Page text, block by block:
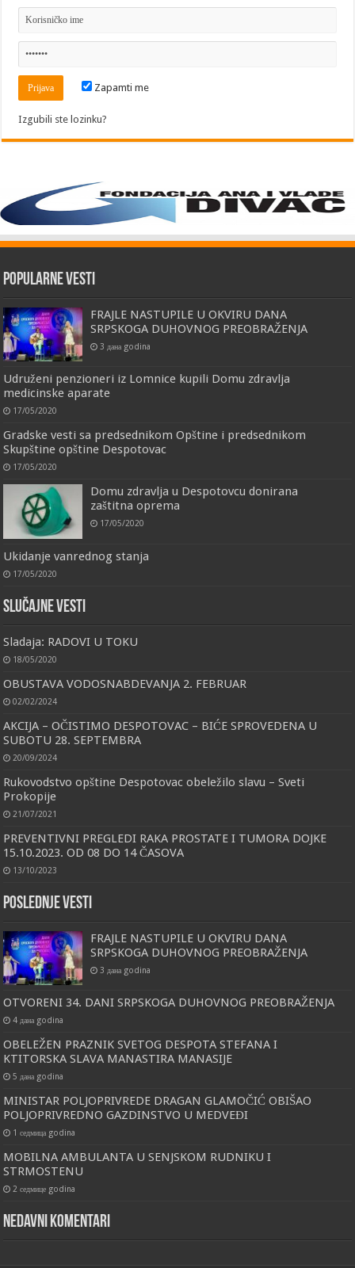
Zapamti me
Izgubili ste lozinku?
Popularne vesti
FRAJLE NASTUPILE U OKVIRU DANA
SRPSKOGA DUHOVNOG PREOBRAŽENJA
3 дана godina
Udruženi penzioneri iz Lomnice kupili Domu zdravlja
medicinske aparate
17/05/2020
Gradske vesti sa predsednikom Opštine i predsednikom
Skupštine opštine Despotovac
17/05/2020
Domu zdravlja u Despotovcu donirana
zaštitna oprema
17/05/2020
Ukidanje vanrednog stanja
17/05/2020
Slučajne vesti
Sladaja: RADOVI U TOKU
18/05/2020
OBUSTAVA VODOSNABDEVANJA 2. FEBRUAR
02/02/2024
AKCIJA – OČISTIMO DESPOTOVAC – BIĆE SPROVEDENA U
SUBOTU 28. SEPTEMBRA
20/09/2024
Rukovodstvo opštine Despotovac obeležilo slavu – Sveti
Prokopije
21/07/2021
PREVENTIVNI PREGLEDI RAKA PROSTATE I TUMORA DOJKE
15.10.2023. OD 08 DO 14 ČASOVA
13/10/2023
Poslednje vesti
FRAJLE NASTUPILE U OKVIRU DANA
SRPSKOGA DUHOVNOG PREOBRAŽENJA
3 дана godina
OTVORENI 34. DANI SRPSKOGA DUHOVNOG PREOBRAŽENJA
4 дана godina
OBELEŽEN PRAZNIK SVETOG DESPOTA STEFANA I
KTITORSKA SLAVA MANASTIRA MANASIJE
5 дана godina
MINISTAR POLJOPRIVREDE DRAGAN GLAMOČIĆ OBIŠAO
POLJOPRIVREDNO GAZDINSTVO U MEDVEĐI
1 седмица godina
MOBILNA AMBULANTA U SENJSKOM RUDNIKU I
STRMOSTENU
2 седмице godina
Nedavni komentari